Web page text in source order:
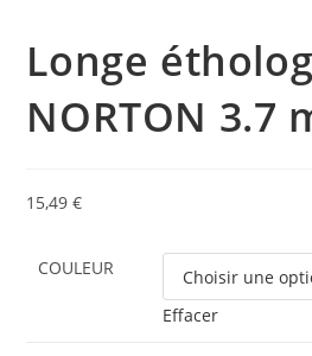
Longe
NORTON 3.7
15,49€
COULEUR
Effacer